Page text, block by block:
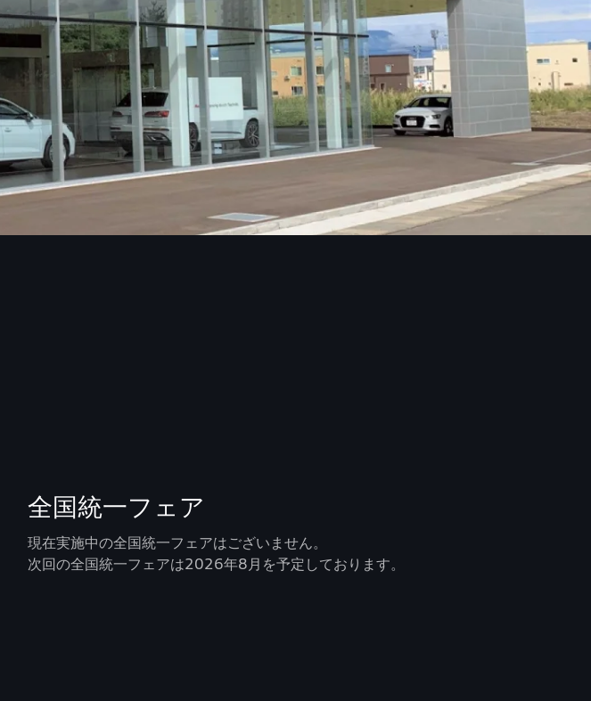
全国統一フェア
現在実施中の全国統一フェアはございません。
次回の全国統一フェアは2026年8月を予定しております。